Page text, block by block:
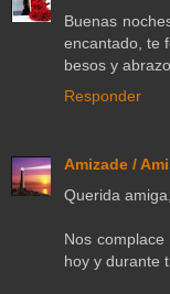
Buenas
encantado, te
besos y
Responder
Amizade /
Querida amiga,
Nos
hoy y durante